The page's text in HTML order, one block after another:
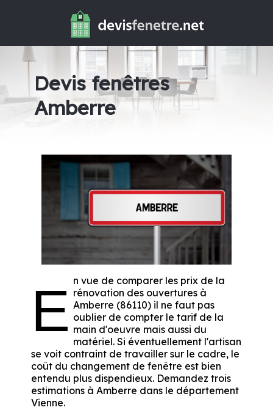
Devis fenêtres
Amberre
E n vue de comparer les prix de la
rénovation des ouvertures à
Amberre (86110) il ne faut pas
oublier de compter le tarif de la
main d'oeuvre mais aussi du
matériel. Si éventuellement l'artisan
se voit contraint de travailler sur le cadre, le
coût du changement de fenêtre est bien
entendu plus dispendieux. Demandez trois
estimations à Amberre dans le département
Vienne.